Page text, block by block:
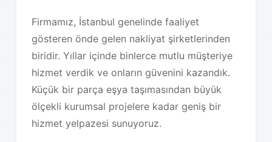
Firmamız, İstanbul genelinde faaliyet
gösteren önde gelen nakliyat şirketlerinden
biridir. Yıllar içinde binlerce mutlu müşteriye
hizmet verdik ve onların güvenini kazandık.
Küçük bir parça eşya taşımasından büyük
ölçekli kurumsal projelere kadar geniş bir
hizmet yelpazesi sunuyoruz.